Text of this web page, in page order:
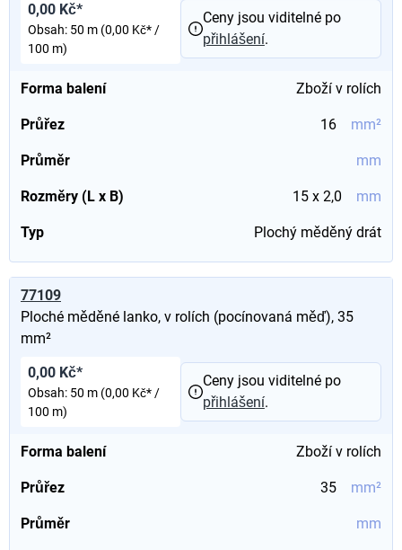
Forma balení Zboží v rolích
Průřez 16 mm²
Průměr mm
Rozměry (L x B) 15 x 2,0 mm
Typ Plochý měděný drát
0,00 Kč*
Obsah: 50 m (0,00 Kč* /
100 m)
Ceny jsou viditelné po
přihlášení.
77109
Ploché měděné lanko, v rolích (pocínovaná měď), 35
mm²
Forma balení Zboží v rolích
Průřez 35 mm²
Průměr mm
0,00 Kč*
Obsah: 50 m (0,00 Kč* /
100 m)
Ceny jsou viditelné po
přihlášení.